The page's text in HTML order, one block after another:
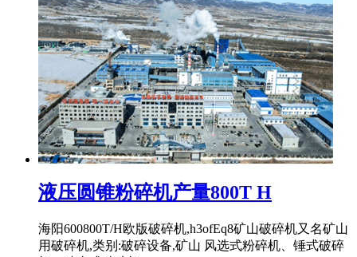
液压圆锥粉碎机产量800T H
海阳600800T/H欧版破碎机,h3ofEq8矿山破碎机又名矿山
用破碎机,类别:破碎设备,矿山 风选式粉碎机、锤式破碎